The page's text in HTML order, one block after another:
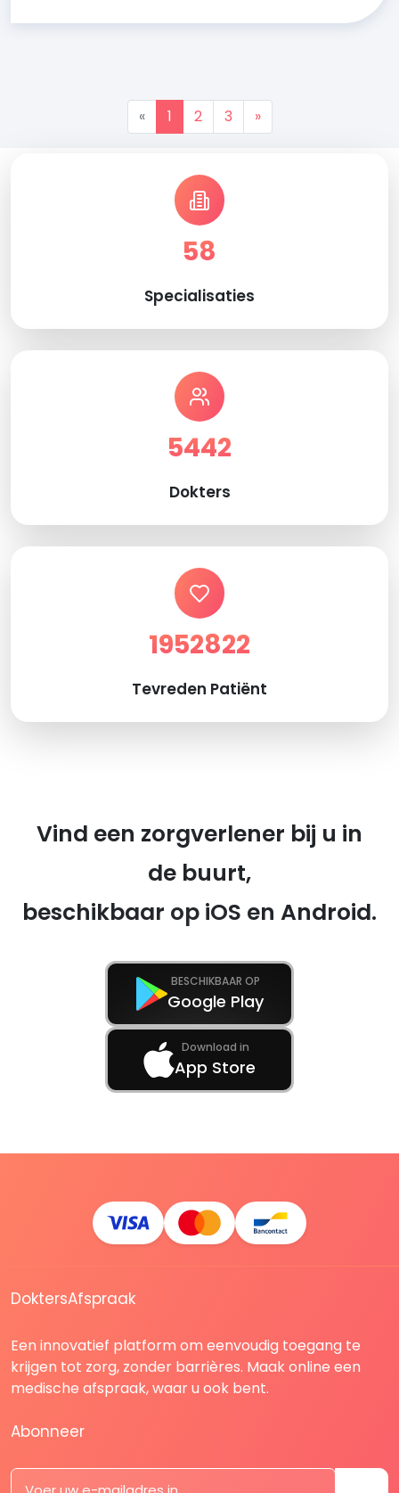
« 1 2 3 »
58
Specialisaties
5442
Dokters
1952822
Tevreden Patiënt
Vind een zorgverlener bij u in
de buurt,
beschikbaar op iOS en Android.
BESCHIKBAAR OP
Google Play
Download in
App Store
DoktersAfspraak
Een innovatief platform om eenvoudig toegang te
krijgen tot zorg, zonder barrières. Maak online een
medische afspraak, waar u ook bent.
Abonneer